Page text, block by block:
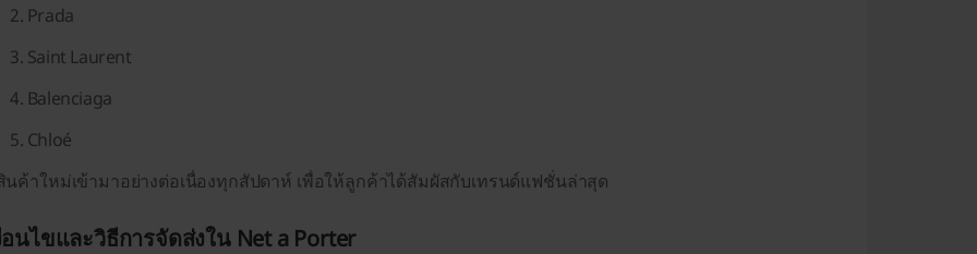
Prada
Saint Laurent
Balenciaga
Chloé
นค้าใหม่เข้ามาอย่างต่อเนื่องทุกสัปดาห์ เพื่อให้ลูกค้าได้สัมผัสกับเทรนด์แฟชั่นล่าสุด
อนไขและวิธีการจัดส่งใน Net a Porter